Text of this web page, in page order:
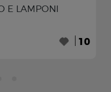
E LAMPONI
10